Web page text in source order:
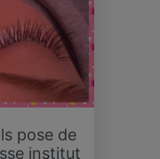
pose de
institut